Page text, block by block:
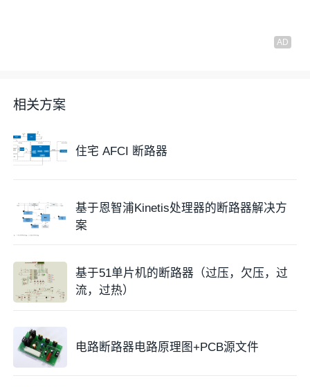
相关方案
住宅 AFCI 断路器
基于恩智浦Kinetis处理器的断路器解决方
案
基于51单片机的断路器（过压，欠压，过
流，过热）
电路断路器电路原理图+PCB源文件